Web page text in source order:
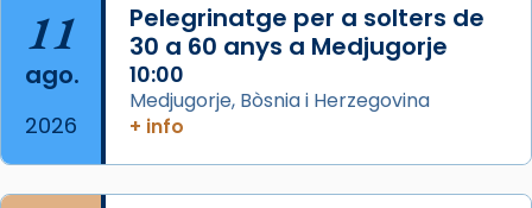
Patró de Galícia, després de les invasions
musulmanes fou venerat com a patró dels
Regnes castellans i més tard de tota
Espanya.
11
ago.
2026
Pelegrinatge per a solters de
30 a 60 anys a Medjugorje
10:00
Medjugorje, Bòsnia i Herzegovina
+ info